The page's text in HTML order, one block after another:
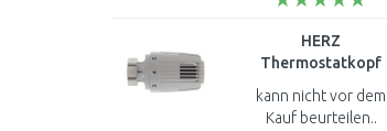
HERZ
Thermostatkopf
mit
Flüssigkeitsfühler M
kann nicht vor dem
Kauf beurteilen..